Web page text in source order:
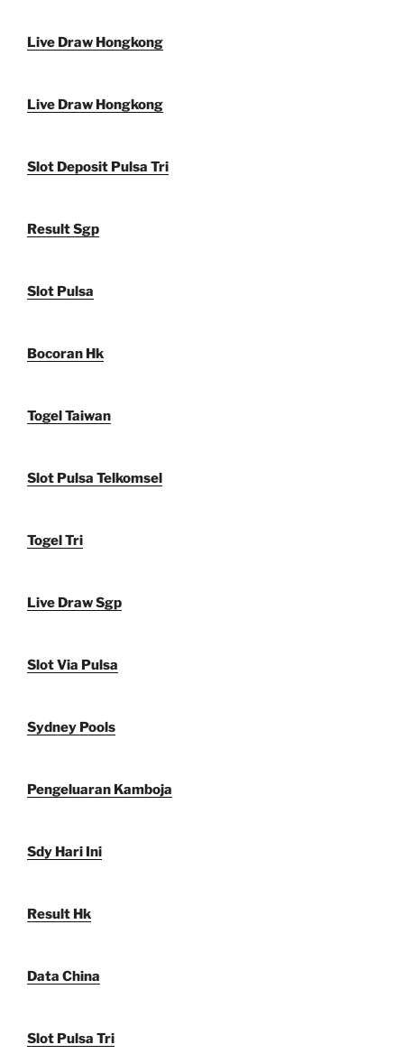
Live Draw Hongkong
Live Draw Hongkong
Slot Deposit Pulsa Tri
Result Sgp
Slot Pulsa
Bocoran Hk
Togel Taiwan
Slot Pulsa Telkomsel
Togel Tri
Live Draw Sgp
Slot Via Pulsa
Sydney Pools
Pengeluaran Kamboja
Sdy Hari Ini
Result Hk
Data China
Slot Pulsa Tri